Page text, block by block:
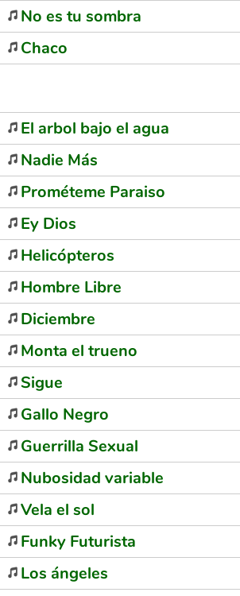
No es tu sombra
Chaco
El arbol bajo el agua
Nadie Más
Prométeme Paraiso
Ey Dios
Helicópteros
Hombre Libre
Diciembre
Monta el trueno
Sigue
Gallo Negro
Guerrilla Sexual
Nubosidad variable
Vela el sol
Funky Futurista
Los ángeles